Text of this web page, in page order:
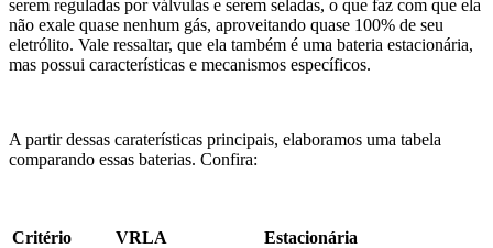
serem reguladas por válvulas e serem seladas, o que faz com que ela
não exale quase nenhum gás, aproveitando quase 100% de seu
eletrólito. Vale ressaltar, que ela também é uma bateria estacionária,
mas possui características e mecanismos específicos.
A partir dessas caraterísticas principais, elaboramos uma tabela
comparando essas baterias. Confira:
Critério VRLA Estacionária